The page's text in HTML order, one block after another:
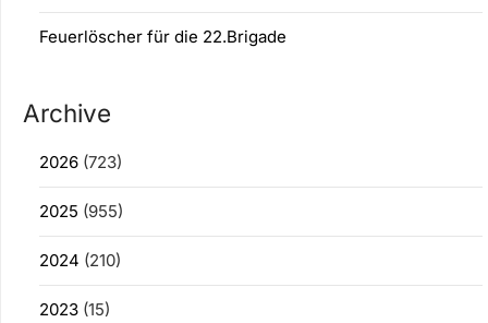
Feuerlöscher für die 22.Brigade
Archive
2026 (723)
2025 (955)
2024 (210)
2023 (15)